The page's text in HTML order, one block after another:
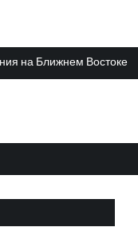
на Ближнем Востоке